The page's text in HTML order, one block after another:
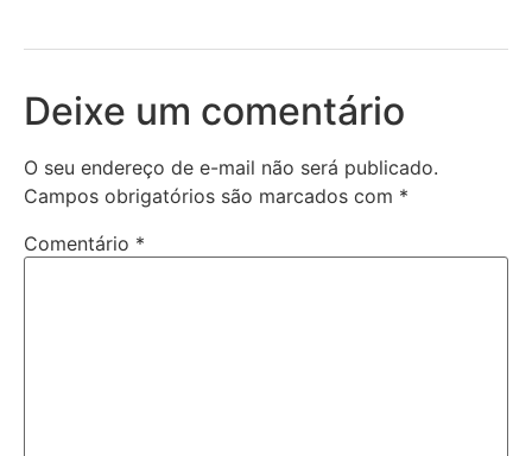
Deixe um comentário
O seu endereço de e-mail não será publicado.
Campos obrigatórios são marcados com *
Comentário *